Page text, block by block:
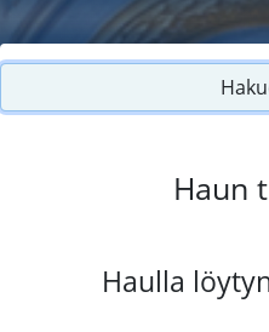
Haun
Haulla